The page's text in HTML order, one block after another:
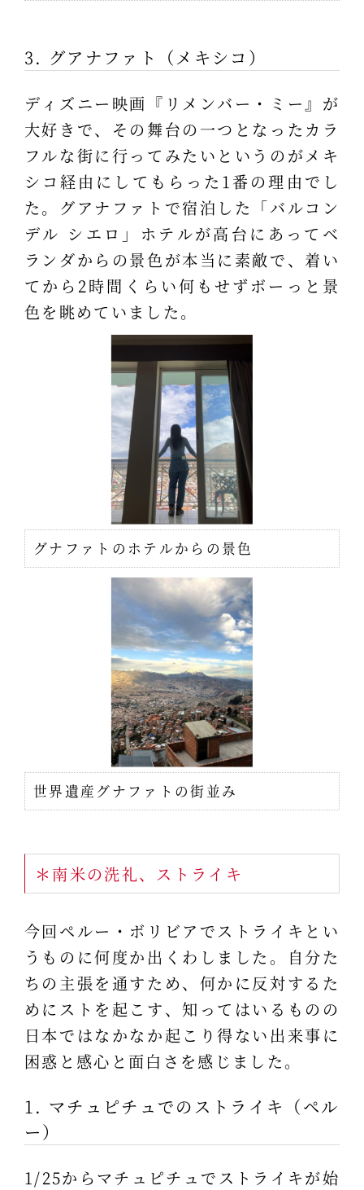
3. グアナファト（メキシコ）
ディズニー映画『リメンバー・ミー』が
大好きで、その舞台の一つとなったカラ
フルな街に行ってみたいというのがメキ
シコ経由にしてもらった1番の理由でし
た。グアナファトで宿泊した「バルコン
デル シエロ」ホテルが高台にあってベ
ランダからの景色が本当に素敵で、着い
てから2時間くらい何もせずボーっと景
色を眺めていました。
グナファトのホテルからの景色
世界遺産グナファトの街並み
＊南米の洗礼、ストライキ
今回ペルー・ボリビアでストライキとい
うものに何度か出くわしました。自分た
ちの主張を通すため、何かに反対するた
めにストを起こす、知ってはいるものの
日本ではなかなか起こり得ない出来事に
困惑と感心と面白さを感じました。
1. マチュピチュでのストライキ（ペル
ー）
1/25からマチュピチュでストライキが始